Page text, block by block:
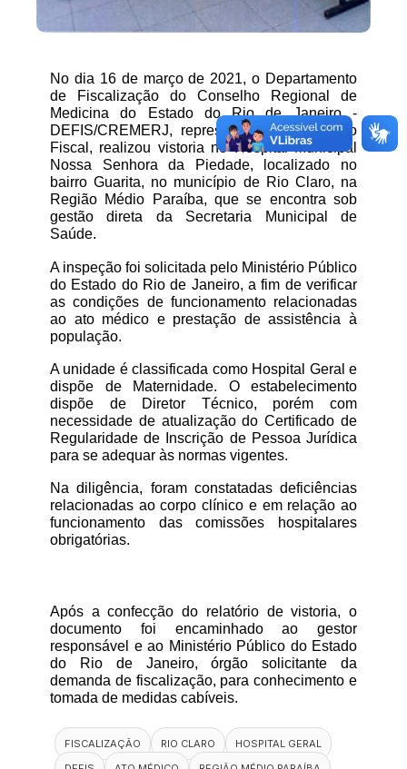
No dia 16 de março de 2021, o Departamento
de Fiscalização do Conselho Regional de
Medicina do Estado do Rio de Janeiro -
DEFIS/CREMERJ, representado pelo Médico
Fiscal, realizou vistoria no Hospital Municipal
Nossa Senhora da Piedade, localizado no
bairro Guarita, no município de Rio Claro, na
Região Médio Paraíba, que se encontra sob
gestão direta da Secretaria Municipal de
Saúde.
A inspeção foi solicitada pelo Ministério Público
do Estado do Rio de Janeiro, a fim de verificar
as condições de funcionamento relacionadas
ao ato médico e prestação de assistência à
população.
A unidade é classificada como Hospital Geral e
dispõe de Maternidade. O estabelecimento
dispõe de Diretor Técnico, porém com
necessidade de atualização do Certificado de
Regularidade de Inscrição de Pessoa Jurídica
para se adequar às normas vigentes.
Na diligência, foram constatadas deficiências
relacionadas ao corpo clínico e em relação ao
funcionamento das comissões hospitalares
obrigatórias.
Após a confecção do relatório de vistoria, o
documento foi encaminhado ao gestor
responsável e ao Ministério Público do Estado
do Rio de Janeiro, órgão solicitante da
demanda de fiscalização, para conhecimento e
tomada de medidas cabíveis.
FISCALIZAÇÃO RIO CLARO
HOSPITAL GERAL